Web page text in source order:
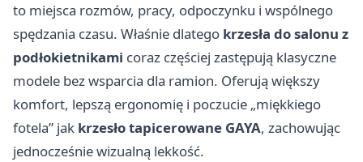
to miejsca rozmów, pracy, odpoczynku i wspólnego
spędzania czasu. Właśnie dlatego krzesła do salonu z
podłokietnikami coraz częściej zastępują klasyczne
modele bez wsparcia dla ramion. Oferują większy
komfort, lepszą ergonomię i poczucie „miękkiego
fotela” jak krzesło tapicerowane GAYA, zachowując
jednocześnie wizualną lekkość.